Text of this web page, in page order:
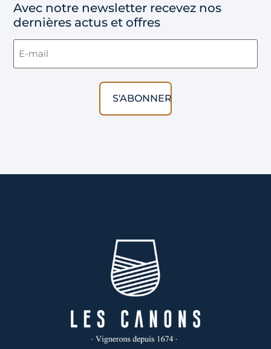
Avec notre newsletter recevez nos
dernières actus et offres
Email